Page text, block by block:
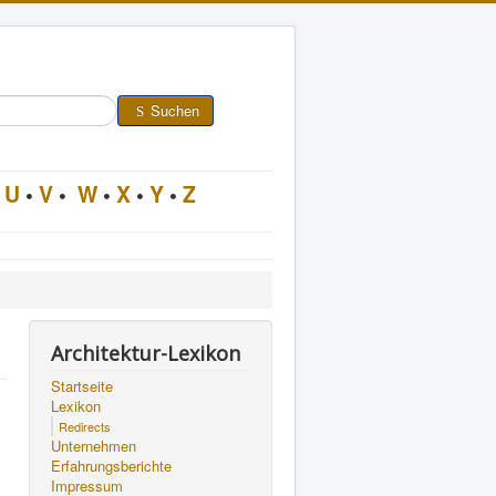
Suchen
U • V • W • X • Y • Z
Architektur-Lexikon
Startseite
Lexikon
Redirects
Unternehmen
Erfahrungsberichte
Impressum